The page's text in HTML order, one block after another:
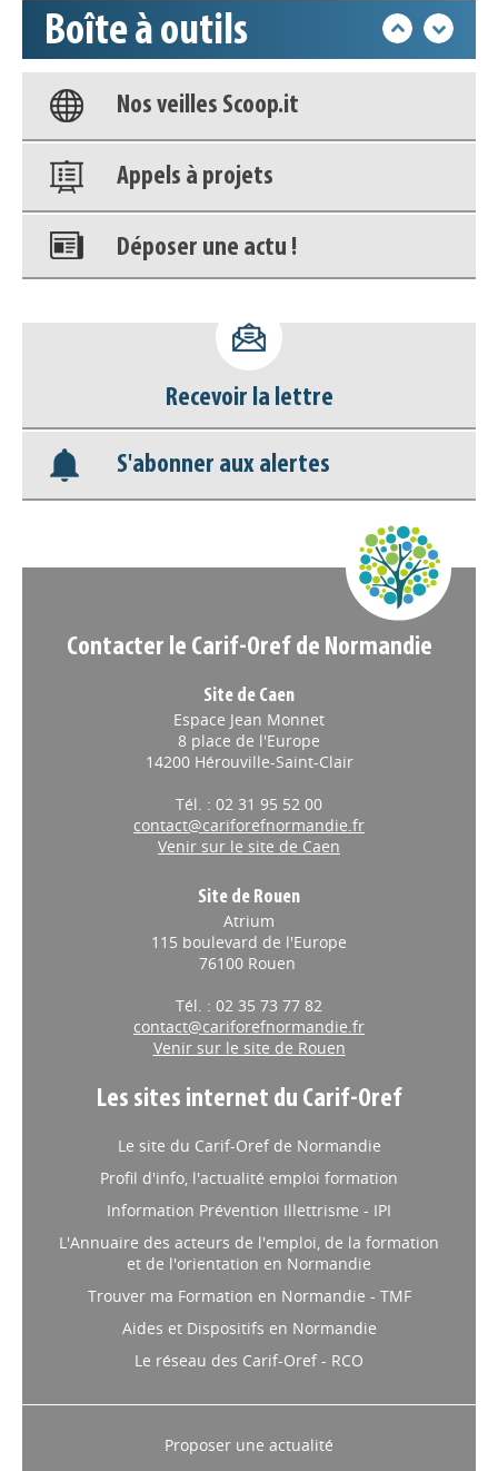
Boîte à outils
Base documentaire
Nos veilles Scoop.it
Appels à projets
Déposer une actu !
déconnecter)
Base documentaire
Nos veilles Scoop.it
Recevoir la lettre
S'abonner aux alertes
Contacter le Carif-Oref de Normandie
Site de Caen
Espace Jean Monnet
8 place de l'Europe
14200 Hérouville-Saint-Clair
Tél. : 02 31 95 52 00
contact@cariforefnormandie.fr
Venir sur le site de Caen
Site de Rouen
Atrium
115 boulevard de l'Europe
76100 Rouen
Tél. : 02 35 73 77 82
contact@cariforefnormandie.fr
Venir sur le site de Rouen
Les sites internet du Carif-Oref
Le site du Carif-Oref de Normandie
Profil d'info, l'actualité emploi formation
Information Prévention Illettrisme - IPI
L'Annuaire des acteurs de l'emploi, de la formation
et de l'orientation en Normandie
Trouver ma Formation en Normandie - TMF
Aides et Dispositifs en Normandie
Le réseau des Carif-Oref - RCO
Proposer une actualité